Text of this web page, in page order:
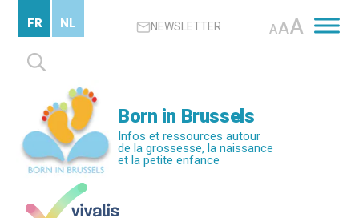
contenu
principal
NEWSLETTER AAA
Rechercher :
FR NL
Born in Brussels
Infos et ressources autour
de la grossesse, la naissance
et la petite enfance